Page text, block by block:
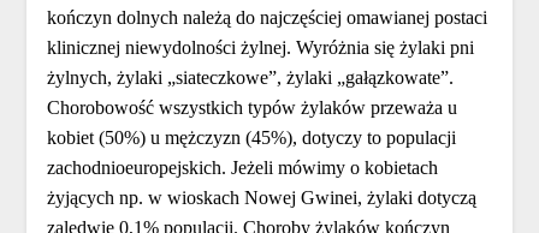
kończyn dolnych należą do najczęściej omawianej postaci
klinicznej niewydolności żylnej. Wyróżnia się żylaki pni
żylnych, żylaki „siateczkowe”, żylaki „gałązkowate”.
Chorobowość wszystkich typów żylaków przeważa u
kobiet (50%) u mężczyzn (45%), dotyczy to populacji
zachodnioeuropejskich. Jeżeli mówimy o kobietach
żyjących np. w wioskach Nowej Gwinei, żylaki dotyczą
zaledwie 0,1% populacji. Choroby żylaków kończyn